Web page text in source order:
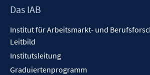
Footer
Das IAB
Institut für Arbeitsmarkt- und
Leitbild
Institutsleitung
Graduiertenprogramm